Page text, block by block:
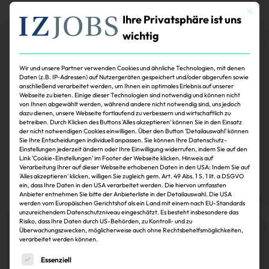
Umfrage läuft noch bis 5. Juni
Häusern erklärt. Doch wie sieht es in der Branche insgesamt aus? Breitet
sie weiterhin ihre Arme für gut ausgebildeten Nachwuchs aus? Und welche
Wünsche haben Berufseinsteiger an ihre zukünftigen Arbeitgeber? Diese
Fragen will die von der Immobilien Zeitung initiierte Joboffensive auch in
diesem Jahr wieder untersuchen. Geben auch Sie uns Ihre Einschätzung zur
aktuellen Beschäftigungssituation in der Branche und in Ihrem
Unternehmen – auch wenn Sie gerade nicht einstellen. Studenten können
zudem zahlreiche wertvolle Preise gewinnen. Teilnahmeschluss ist der 5.
Juni.
Sonja Smalian 30.11.2024
Zum Artikel
Mit
Ihre Privatsphäre ist uns
wichtig
Wir und unsere Partner verwenden Cookies und ähnliche Technologien, mit denen
Daten (z.B. IP-Adressen) auf Nutzergeräten gespeichert und/oder abgerufen sowie
anschließend verarbeitet werden, um Ihnen ein optimales Erlebnis auf unserer
Webseite zu bieten. Einige dieser Technologien sind notwendig und können nicht
von Ihnen abgewählt werden, während andere nicht notwendig sind, uns jedoch
dazu dienen, unsere Webseite fortlaufend zu verbessern und wirtschaftlich zu
betreiben. Durch Klicken des Buttons 'Alles akzeptieren' können Sie in den Einsatz
der nicht notwendigen Cookies einwilligen. Über den Button 'Detailauswahl' können
Sie Ihre Entscheidungen individuell anpassen. Sie können Ihre Datenschutz-
Einstellungen jederzeit ändern oder Ihre Einwilligung widerrufen, indem Sie auf den
Link 'Cookie-Einstellungen' im Footer der Webseite klicken. Hinweis auf
Verarbeitung Ihrer auf dieser Webseite erhobenen Daten in den USA: Indem Sie auf
'Alles akzeptieren' klicken, willigen Sie zugleich gem. Art. 49 Abs. 1 S. 1 lit. a DSGVO
ein, dass Ihre Daten in den USA verarbeitet werden. Die hiervon umfassten
Anbieter entnehmen Sie bitte der Anbieterliste in der Detailauswahl. Die USA
werden vom Europäischen Gerichtshof als ein Land mit einem nach EU-Standards
unzureichendem Datenschutzniveau eingeschätzt. Es besteht insbesondere das
Risiko, dass Ihre Daten durch US-Behörden, zu Kontroll- und zu
Überwachungszwecken, möglicherweise auch ohne Rechtsbehelfsmöglichkeiten,
verarbeitet werden können.
Es folgt eine Liste der Service-Gruppen, für die eine
Essenziell